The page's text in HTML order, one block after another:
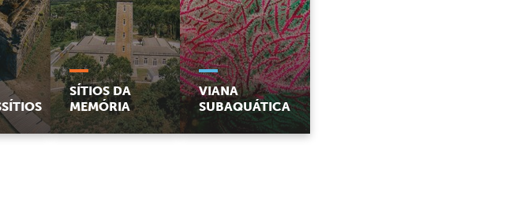
SÍTIOS DA
MEMÓRIA
VIANA
SUBAQUÁTICA